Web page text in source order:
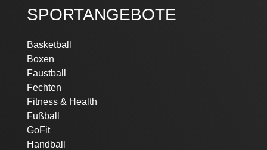
SPORTANGEBOTE
Navigation
überspringen
Basketball
Boxen
Faustball
Fechten
Fitness & Health
Fußball
GoFit
Handball